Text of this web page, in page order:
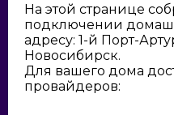
На этой странице
подключении
адресу: 1-й Порт-
Новосибирск.
Для вашего дома
провайдеров: